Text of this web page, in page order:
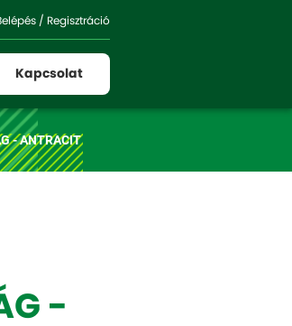
/ Regisztráció
Kapcsolat
- ANTRACIT
-